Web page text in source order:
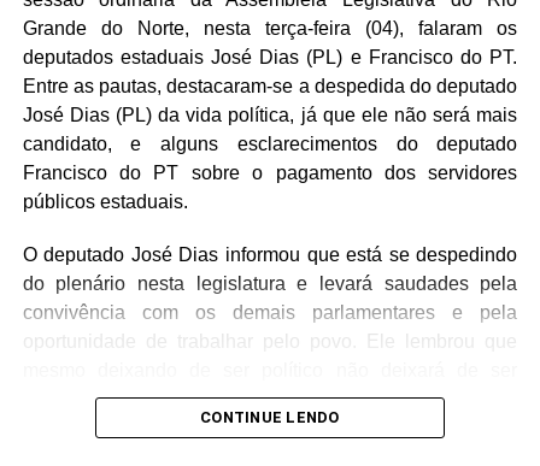
familiares, amigos, ao clero e a toda a comunidade
católica, reconhecendo o compromisso do Monsenhor
com a evangelização e o bem-estar social ao longo de
sua caminhada sacerdotal.
Grande do Norte, nesta terça-feira (04), falaram os
deputados estaduais José Dias (PL) e Francisco do PT.
Entre as pautas, destacaram-se a despedida do deputado
José Dias (PL) da vida política, já que ele não será mais
candidato, e alguns esclarecimentos do deputado
Francisco do PT sobre o pagamento dos servidores
públicos estaduais.
O deputado José Dias informou que está se despedindo
do plenário nesta legislatura e levará saudades pela
convivência com os demais parlamentares e pela
oportunidade de trabalhar pelo povo. Ele lembrou que
cidadão e continuará votando pelo progresso da
CONTINUE LENDO